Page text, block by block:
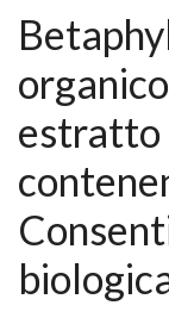
estratto